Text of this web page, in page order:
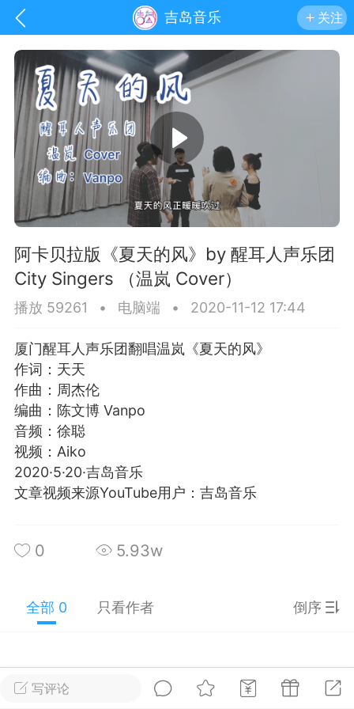
吉岛音乐 关注
网站
游戏
问答
29 21:24
电脑端 Surface Laptop Go 2
Laptop Go 2镜像
网盘下载
Laptop Go 2 i5/8/128 – Windows
写评论
阿卡贝拉版《夏天的风》by 醒耳人声乐团
City Singers （温岚 Cover）
播放 59261 • 电脑端 • 2020-11-12 17:44
厦门醒耳人声乐团翻唱温岚《夏天的风》
作词：天天
作曲：周杰伦
编曲：陈文博 Vanpo
音频：徐聪
视频：Aiko
2020·5·20·吉岛音乐
文章视频来源YouTube用户：吉岛音乐
0 5.93w
全部 0 只看作者 倒序